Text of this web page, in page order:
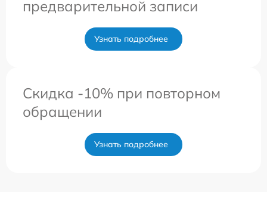
предварительной записи
Узнать подробнее
Скидка -10% при повторном
обращении
Узнать подробнее